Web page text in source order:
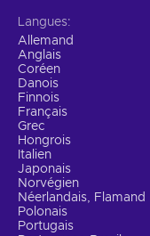
Langues
Allemand
Anglais
Coréen
Danois
Finnois
Français
Grec
Hongrois
Italien
Japonais
Norvégien
Néerlandais, Flamand
Polonais
Portugais